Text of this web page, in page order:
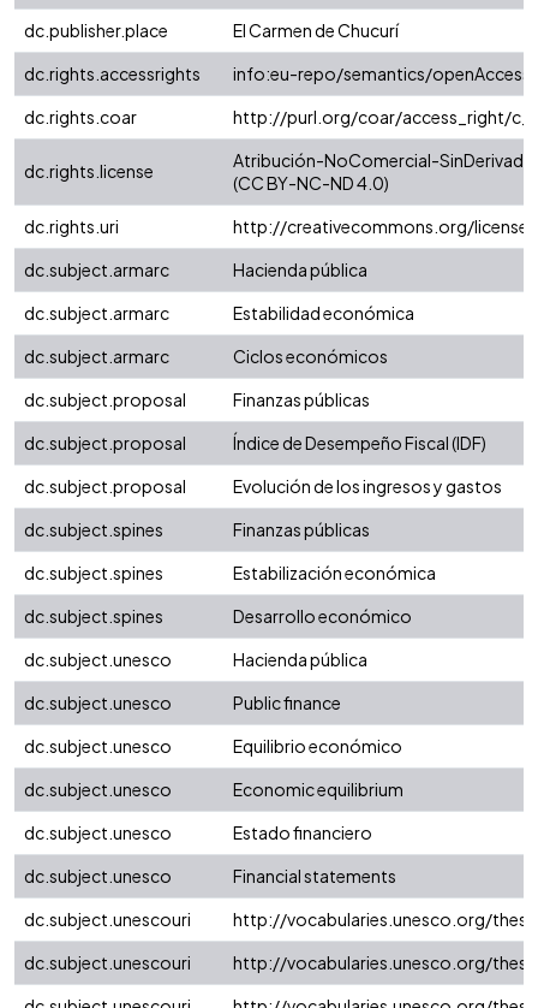
dc.publisher.place
El Carmen de Chucurí
dc.rights.accessrights
info:eu-repo/semantics/openAccess
dc.rights.coar
http://purl.org/coar/access_right/
dc.rights.license
Atribución-NoComercial-
(CC BY-NC-ND 4.0)
dc.rights.uri
http://creativecommons.org/
dc.subject.armarc
Hacienda pública
dc.subject.armarc
Estabilidad económica
dc.subject.armarc
Ciclos económicos
dc.subject.proposal
Finanzas públicas
dc.subject.proposal
Índice de Desempeño Fiscal (IDF)
dc.subject.proposal
Evolución de los ingresos y gastos
dc.subject.spines
Finanzas públicas
dc.subject.spines
Estabilización económica
dc.subject.spines
Desarrollo económico
dc.subject.unesco
Hacienda pública
dc.subject.unesco
Public finance
dc.subject.unesco
Equilibrio económico
dc.subject.unesco
Economic equilibrium
dc.subject.unesco
Estado financiero
dc.subject.unesco
Financial statements
dc.subject.unescouri
http://vocabularies.unesco.org/
dc.subject.unescouri
http://vocabularies.unesco.org/